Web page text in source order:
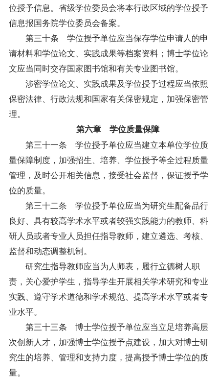
位授予信息。省级学位委员会将本行政区域的学位授予
信息报国务院学位委员会备案。
第三十条 学位授予单位应当保存学位申请人的申
请材料和学位论文、实践成果等档案资料；博士学位论
文应当同时交存国家图书馆和有关专业图书馆。
涉密学位论文、实践成果及学位授予过程应当依照
保密法律、行政法规和国家有关保密规定，加强保密管
理。
第六章 学位质量保障
第三十一条 学位授予单位应当建立本单位学位质
量保障制度，加强招生、培养、学位授予等全过程质量
管理，及时公开相关信息，接受社会监督，保证授予学
位的质量。
第三十二条 学位授予单位应当为研究生配备品行
良好、具有较高学术水平或者较强实践能力的教师、科
研人员或者专业人员担任指导教师，建立遴选、考核、
监督和动态调整机制。
研究生指导教师应当为人师表，履行立德树人职
责，关心爱护学生，指导学生开展相关学术研究和专业
实践、遵守学术道德和学术规范、提高学术水平或者专
业水平。
第三十三条 博士学位授予单位应当立足培养高层
次创新人才，加强博士学位授予点建设，加大对博士研
究生的培养、管理和支持力度，提高授予博士学位的质
量。